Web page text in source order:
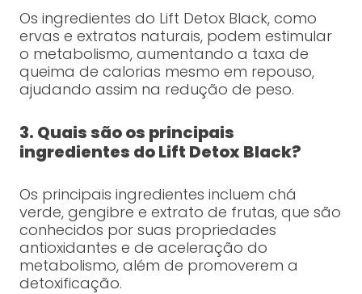
Os ingredientes do Lift Detox Black, como
ervas e extratos naturais, podem estimular
o metabolismo, aumentando a taxa de
queima de calorias mesmo em repouso,
ajudando assim na redução de peso.
3. Quais são os principais
ingredientes do Lift Detox Black?
Os principais ingredientes incluem chá
verde, gengibre e extrato de frutas, que são
conhecidos por suas propriedades
antioxidantes e de aceleração do
metabolismo, além de promoverem a
detoxificação.